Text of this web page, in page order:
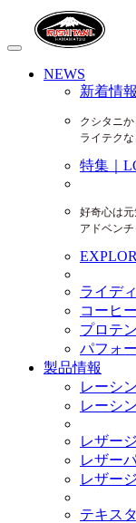
NEWS
新着情報
クシタニ
ライテク
特集｜
好奇心は元
アドベン
ライデ
コーヒ
プロテ
パフォ
製品情報
レーシ
レーシ
レザー
レザー
レザー
テキス